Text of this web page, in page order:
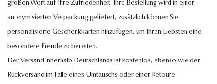
großen Wert auf Ihre Zufriedenheit. Ihre Bestellung wird in einer
anonymisierten Verpackung geliefert, zusätzlich können Sie
personalisierte Geschenkkarten hinzufügen, um Ihren Liebsten eine
besondere Freude zu bereiten.
Der Versand innerhalb Deutschlands ist kostenlos, ebenso wie der
Rückversand im Falle eines Umtauschs oder einer Retoure.